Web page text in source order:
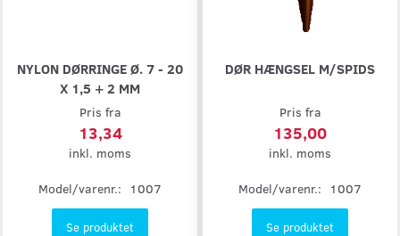
NYLON DØRRINGE Ø. 7 - 20
X 1,5 + 2 MM
Pris fra
13,34
inkl. moms
Model/varenr.: 1007
Se produktet
DØR HÆNGSEL M/SPIDS
Pris fra
135,00
inkl. moms
Model/varenr.: 1007
Se produktet